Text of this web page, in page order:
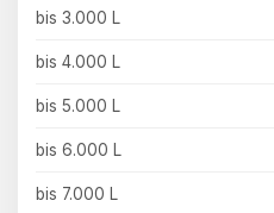
bis 3.000 L
bis 4.000 L
bis 5.000 L
bis 6.000 L
bis 7.000 L